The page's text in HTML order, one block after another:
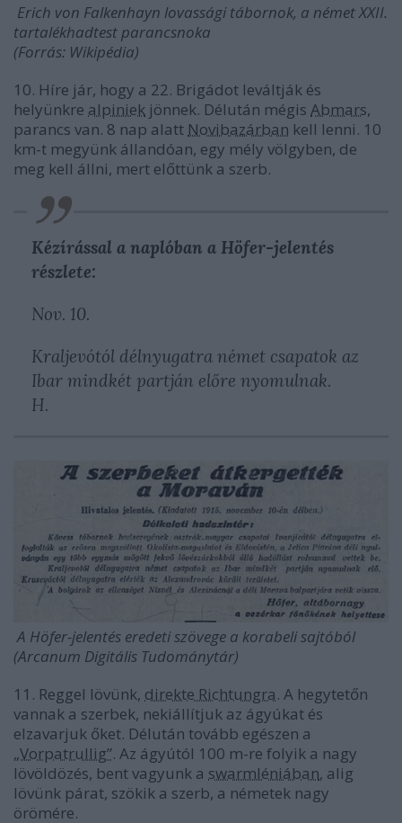
Erich von Falkenhayn lovassági tábornok, a német XXII.
tartalékhadtest parancsnoka
(Forrás: Wikipédia)
10. Híre jár, hogy a 22. Brigádot leváltják és
helyünkre alpiniek jönnek. Délután mégis Abmars,
parancs van. 8 nap alatt Novibazárban kell lenni. 10
km-t megyünk állandóan, egy mély völgyben, de
meg kell állni, mert előttünk a szerb.
Kézírással a naplóban a Höfer-jelentés
részlete:
Nov. 10.
Kraljevótól délnyugatra német csapatok az
Ibar mindkét partján előre nyomulnak.
H.
A Höfer-jelentés eredeti szövege a korabeli sajtóból
(Arcanum Digitális Tudománytár)
11. Reggel lövünk, direkte Richtungra. A hegytetőn
vannak a szerbek, nekiállítjuk az ágyúkat és
elzavarjuk őket. Délután tovább egészen a
„Vorpatrullig”. Az ágyútól 100 m-re folyik a nagy
lövöldözés, bent vagyunk a swarmléniában, alig
lövünk párat, szökik a szerb, a németek nagy
örömére.